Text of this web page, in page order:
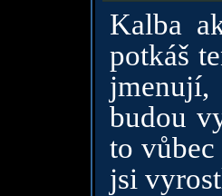
Kalba
potkáš
budou
to
jsi